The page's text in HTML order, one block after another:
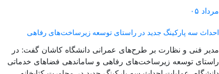
۰۵ مرداد
احداث سه پارکینگ جدید در راستای توسعه زیرساخت‌های رفاهی
مدیر فنی و نظارت بر طرح‌های عمرانی دانشگاه کاشان گفت: در
راستای توسعه زیرساخت‌های رفاهی و ساماندهی فضاهای خدماتی